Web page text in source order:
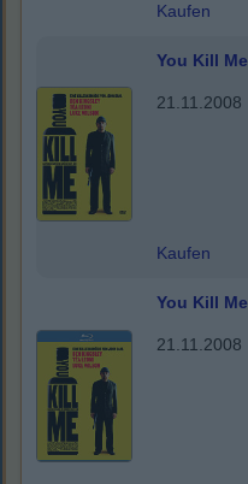
Kaufen
You Kill Me
21.11.2008
Kaufen
You Kill Me
21.11.2008